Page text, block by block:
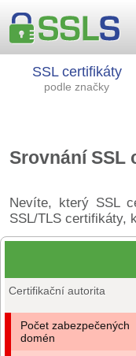
SSL certifikáty
podle značky
Srovnání SSL
Nevíte, který SSL
SSL/TLS certifikáty,
Certifikační autorita
Počet zabezpečených
domén